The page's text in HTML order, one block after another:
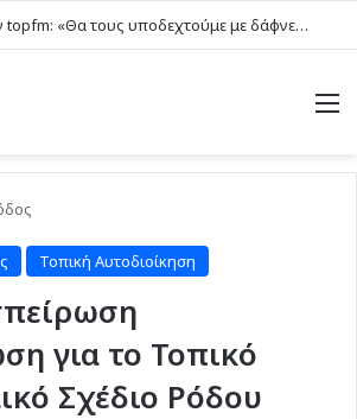
Μ. Πόκκιας στον topfm: «Θα τους υποδεχτούμε με δάφνες και πικροδάφνες» –Η ειρωνική “υποδοχή” στον υβριδικό σταθμό (ηχητικό)
Τοπική Αυτοδιοίκηση
για το Τοπικό
Σχέδιο Ρόδου